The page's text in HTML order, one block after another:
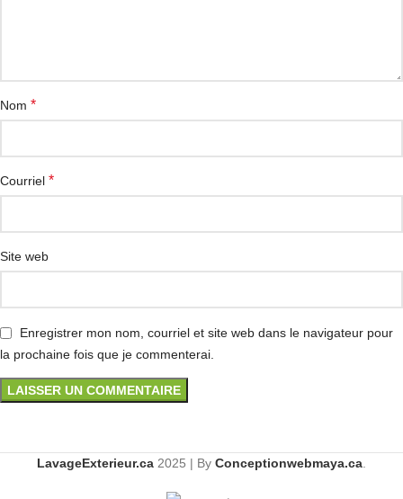
Nom *
Courriel *
Site web
Enregistrer mon nom, courriel et site web dans le navigateur pour
la prochaine fois que je commenterai.
LavageExterieur.ca 2025 | By Conceptionwebmaya.ca